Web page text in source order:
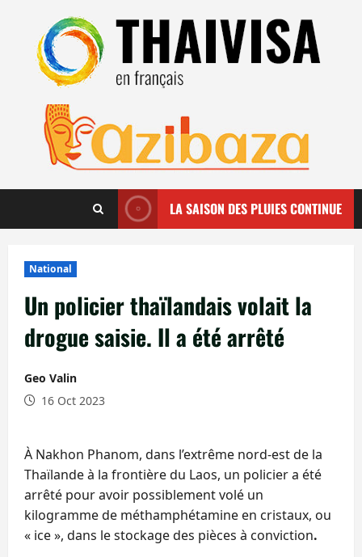
contenu
LA SAISON DES PLUIES CONTINUE
National
Un policier thaïlandais volait la
drogue saisie. Il a été arrêté
Geo Valin
16 Oct 2023
À Nakhon Phanom, dans l’extrême nord-est de la
Thaïlande à la frontière du Laos, un policier a été
arrêté pour avoir possiblement volé un
kilogramme de méthamphétamine en cristaux, ou
« ice », dans le stockage des pièces à conviction.